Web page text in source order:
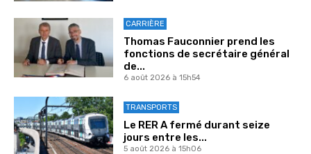
CARRIÈRE
Thomas Fauconnier prend les
fonctions de secrétaire général
de...
6 août 2026 à 15h54
TRANSPORTS
Le RER A fermé durant seize
jours entre les...
5 août 2026 à 15h06